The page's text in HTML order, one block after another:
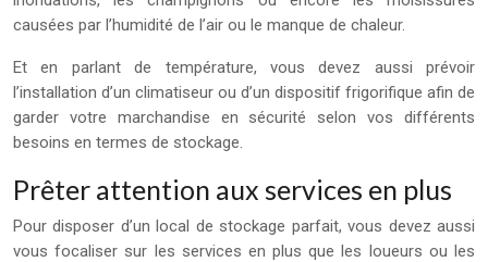
causées par l’humidité de l’air ou le manque de chaleur.
Et en parlant de température, vous devez aussi prévoir
l’installation d’un climatiseur ou d’un dispositif frigorifique afin de
garder votre marchandise en sécurité selon vos différents
besoins en termes de stockage.
Prêter attention aux services en plus
Pour disposer d’un local de stockage parfait, vous devez aussi
vous focaliser sur les services en plus que les loueurs ou les